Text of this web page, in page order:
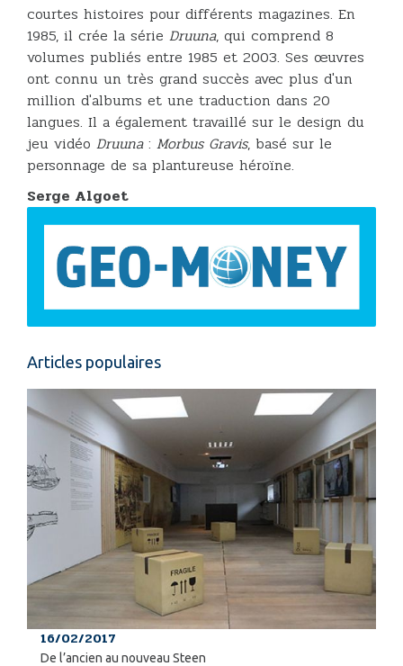
courtes histoires pour différents magazines. En
1985, il crée la série Druuna, qui comprend 8
volumes publiés entre 1985 et 2003. Ses œuvres
ont connu un très grand succès avec plus d'un
million d'albums et une traduction dans 20
langues. Il a également travaillé sur le design du
jeu vidéo Druuna: Morbus Gravis, basé sur le
personnage de sa plantureuse héroïne.
Serge Algoet
Articles populaires
16/02/2017
De l’ancien au nouveau Steen